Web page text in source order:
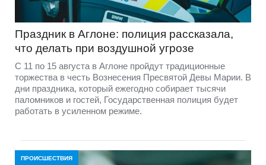
Праздник в Аглоне: полиция рассказала,
что делать при воздушной угрозе
С 11 по 15 августа в Аглоне пройдут традиционные
торжества в честь Вознесения Пресвятой Девы Марии. В
дни праздника, который ежегодно собирает тысячи
паломников и гостей, Государственная полиция будет
работать в усиленном режиме.
ПРОИСШЕСТВИЯ